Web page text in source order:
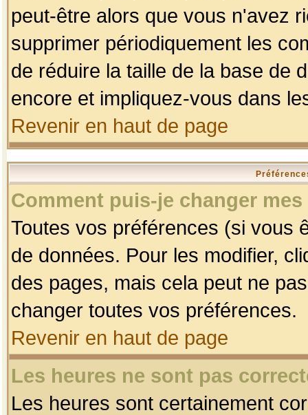
peut-être alors que vous n'avez
supprimer périodiquement les
de réduire la taille de la base de
encore et impliquez-vous dans
Revenir en haut de page
Comment puis-je changer
Toutes vos préférences (si vous
de données. Pour les modifier,
des pages, mais cela peut ne
changer toutes vos préférences.
Revenir en haut de page
Les heures ne sont pas
Les heures sont certainement